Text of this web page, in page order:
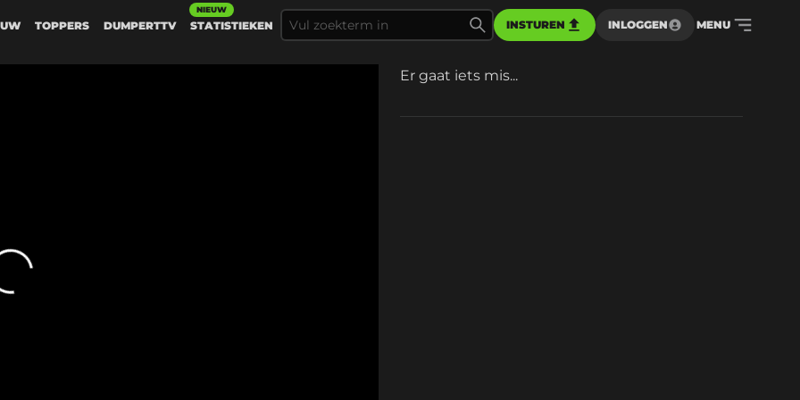
TOPPERS DUMPERTTV STATISTIEKEN
NIEUW
INSTUREN INLOGGEN MENU
Er gaat iets mis...